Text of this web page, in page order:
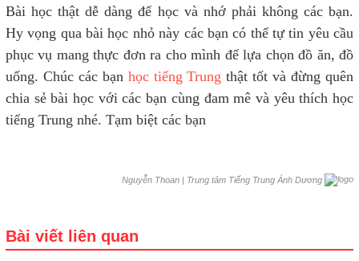
Bài học thật dễ dàng để học và nhớ phải không các bạn.
Hy vọng qua bài học nhỏ này các bạn có thể tự tin yêu cầu
phục vụ mang thực đơn ra cho mình để lựa chọn đồ ăn, đồ
uống. Chúc các bạn học tiếng Trung thật tốt và đừng quên
chia sẻ bài học với các bạn cùng đam mê và yêu thích học
tiếng Trung nhé. Tạm biệt các bạn
Nguyễn Thoan | Trung tâm Tiếng Trung Ánh Dương
Bài viết liên quan